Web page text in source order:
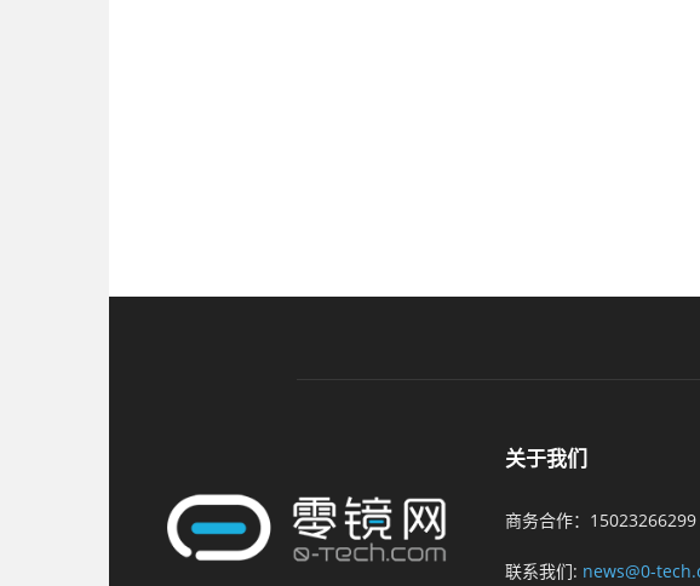
关于我们
商务合作：15023266299
联系我们: news@0-